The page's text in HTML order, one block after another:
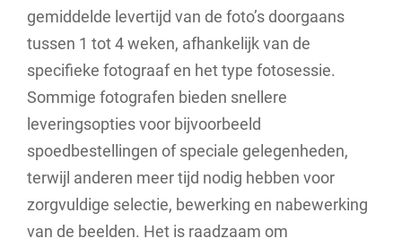
gemiddelde levertijd van de foto’s doorgaans
tussen 1 tot 4 weken, afhankelijk van de
specifieke fotograaf en het type fotosessie.
Sommige fotografen bieden snellere
leveringsopties voor bijvoorbeeld
spoedbestellingen of speciale gelegenheden,
terwijl anderen meer tijd nodig hebben voor
zorgvuldige selectie, bewerking en nabewerking
van de beelden. Het is raadzaam om